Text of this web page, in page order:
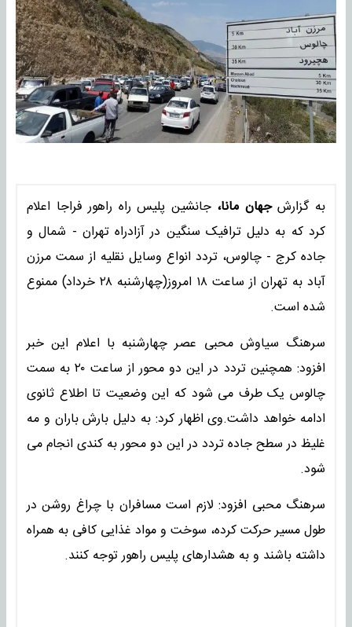
به گزارشجهان مانا،جانشین پلیس راه راهور فراجا اعلام
کرد که به دلیل ترافیک سنگین در آزادراه تهران - شمال و
جاده کرج - چالوس، تردد انواع وسایل نقلیه از سمت مرزن
آباد به تهران از ساعت ۱۸ امروز(چهارشنبه ۲۸ خرداد) ممنوع
شده است.
سرهنگ سیاوش محبی عصر چهارشنبه با اعلام این خبر
افزود: همچنین تردد در این دو محور از ساعت ۲۰ به سمت
چالوس یک طرف می شود که این وضعیت تا اطلاع ثانوی
ادامه خواهد داشت.وی اظهار کرد: به دلیل بارش باران و مه
غلیظ در سطح جاده تردد در این دو محور به کندی انجام می
شود.
سرهنگ محبی افزود: لازم است مسافران با چراغ روشن در
طول مسیر حرکت کرده، سوخت و مواد غذایی کافی به همراه
داشته باشند و به هشدارهای پلیس راهور توجه کنند.